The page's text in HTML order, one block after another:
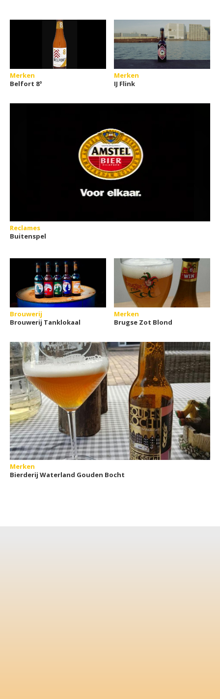
Merken
Belfort 8º
Merken
IJ Flink
Reclames
Buitenspel
Brouwerij
Brouwerij Tanklokaal
Merken
Brugse Zot Blond
Merken
Bierderij Waterland Gouden Bocht